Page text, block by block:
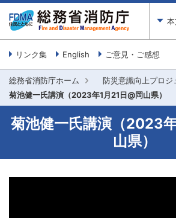
リンク集 English ご意見・ご感想
総務省消防庁ホーム
防災意識向上プロジ
菊池健一氏講演（2023年1月21日@岡山県）
菊池健一氏講演（2023
山県）